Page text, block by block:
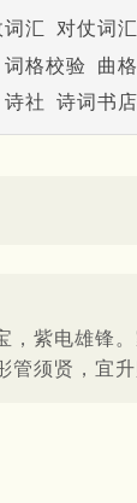
汇 对仗词汇
词格校验 曲
诗社 诗词书店
紫电雄锋
须贤，宜